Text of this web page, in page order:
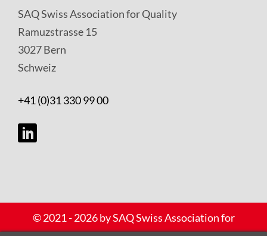
SAQ Swiss Association for Quality
Ramuzstrasse 15
3027 Bern
Schweiz
+41 (0)31 330 99 00
Copyright
© 2021 - 2026 by SAQ Swiss Association for